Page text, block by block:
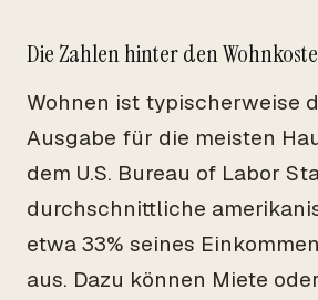
Die Zahlen hinter den
Wohnen ist typischerweise
Ausgabe für die meisten
dem U.S. Bureau of Labor
durchschnittliche
etwa 33% seines
aus. Dazu können Miete oder